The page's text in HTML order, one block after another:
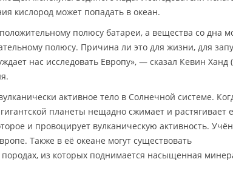
кислород может попадать в океан.
полюсу батареи, а вещества со дна
полюсу. Причина ли это для жизни, для
нас исследовать Европу», — сказал Кевин Ханд
активное тело в Солнечной системе.
планеты нещадно сжимает и растягивает
и провоцирует вулканическую активность.
Также в её океане могут существовать
из которых поднимается насыщенная